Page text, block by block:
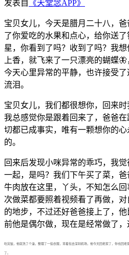
发表自 《天堂念APP》
宝贝女儿，今天是腊月二十八，
了你爱吃的水果和点心，给你送
星，你看到了吗？收到了吗？我
上香，就飞来了一只漂亮的蝴蝶
今天心里异常的平静，也许接受
流泪。
宝贝女儿，我们都很想你，回来时
我总感觉你是跟着回来了，爸爸
切都已成事实，唯有一颗想你的
的。
回来后发现小咪异常的乖巧，我
一起，是吗？我们下午买了菜，
牛肉放在这里，丫头，不知怎么
次做菜都要照着视频看了再做，
的地步，不过还好爸爸接上了，
前他是偶尔做，现在是经常做了，
吃完饭，他就洗了个澡，整理了一些衣服，背着包去深圳机场，他今天回老家了，你也回
了。